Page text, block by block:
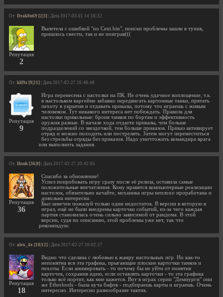
От: Drak0n69 [2|3] | Дата 2017-03-01 14:16:32
Репутация
2
Вылетела с ошибкой "no Cent.bin", поиски проблемы зашли в тупик,
пришлось снести, так и не поиграв(((
От: kH9z [9|21] | Дата 2017-02-27 20:48:48
Репутация
9
Игра перенесена с настолки на ПК. Не очень удачное воплощение, т.к.
в настольком варгейме забавно передвигать картонные танки, прятать
пехоту в укрытия и отдавать приказы, потому что играешь с живым
человеком. Тут никакого интереса нет побеждать. Правила для
настолки прикольные: броня танков по бортам и эффективность
оружия разные. В начале хода отдаете приказы, чем больше
подразделений со звездочкой, тем больше приказов. Приказ активирует
отряд и можно походить или пострелять. Затем могут переместиться
без стрельбы отряды без приказов. Надо уничтожить командира врага
или выполнить задания.
От: Honk [36|0] | Дата 2017-02-27 20:42:05
Репутация
36
Спасибо за обновление!
Успел попробовать игру сразу после её релиза, оставила самые
положительные впечатления. Кому нравятся компьютерные реализации
настолок, обязательно качайте, механика игры неплохо проработана и
довольна интересна.
Был замечен пожалуй только один недостаток. В версии в которую я
играл, ещё не были внедрены карточки событий, из-за чего каждая
партия становилась очень сильно зависимой от рандома. В этой
версии, судя по описанию, этой проблемы уже нет, так что
рекомендую.
От: alex_4x [18|12] | Дата 2017-02-27 20:02:27
Репутация
18
Видно что сделана с любовью к жанру настольных игр. Но как-то
непонятна вся эта графика, прыгающие плоские карточки танков и
пехоты. Если анимировать - то почему бы не уйти от понятия
карточек, сохранив идею, если оставлять карточки - то эта графика
только всё портит, как мне кажется. Вот в играх серии "Демиурги" они
же Etherlords - была куча бафов - подбираешь карты и играешь. Очень
интересно. Интересно разнообразие тактик.